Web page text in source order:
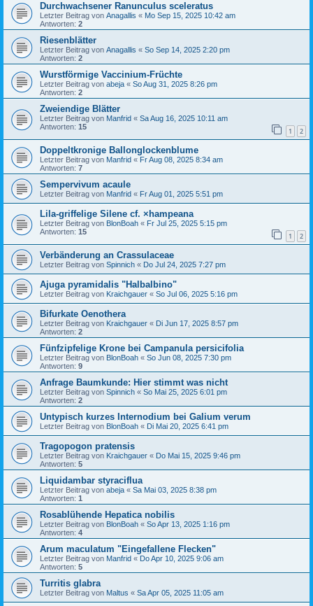
Durchwachsener Ranunculus sceleratus
Letzter Beitrag von Anagallis « Mo Sep 15, 2025 10:42 am
Antworten: 2
Riesenblätter
Letzter Beitrag von Anagallis « So Sep 14, 2025 2:20 pm
Antworten: 2
Wurstförmige Vaccinium-Früchte
Letzter Beitrag von abeja « So Aug 31, 2025 8:26 pm
Antworten: 2
Zweiendige Blätter
Letzter Beitrag von Manfrid « Sa Aug 16, 2025 10:11 am
Antworten: 15 1 2
Doppeltkronige Ballonglockenblume
Letzter Beitrag von Manfrid « Fr Aug 08, 2025 8:34 am
Antworten: 7
Sempervivum acaule
Letzter Beitrag von Manfrid « Fr Aug 01, 2025 5:51 pm
Lila-griffelige Silene cf. ×hampeana
Letzter Beitrag von BlonBoah « Fr Jul 25, 2025 5:15 pm
Antworten: 15 1 2
Verbänderung an Crassulaceae
Letzter Beitrag von Spinnich « Do Jul 24, 2025 7:27 pm
Ajuga pyramidalis "Halbalbino"
Letzter Beitrag von Kraichgauer « So Jul 06, 2025 5:16 pm
Bifurkate Oenothera
Letzter Beitrag von Kraichgauer « Di Jun 17, 2025 8:57 pm
Antworten: 2
Fünfzipfelige Krone bei Campanula persicifolia
Letzter Beitrag von BlonBoah « So Jun 08, 2025 7:30 pm
Antworten: 9
Anfrage Baumkunde: Hier stimmt was nicht
Letzter Beitrag von Spinnich « So Mai 25, 2025 6:01 pm
Antworten: 2
Untypisch kurzes Internodium bei Galium verum
Letzter Beitrag von BlonBoah « Di Mai 20, 2025 6:41 pm
Tragopogon pratensis
Letzter Beitrag von Kraichgauer « Do Mai 15, 2025 9:46 pm
Antworten: 5
Liquidambar styraciflua
Letzter Beitrag von abeja « Sa Mai 03, 2025 8:38 pm
Antworten: 1
Rosablühende Hepatica nobilis
Letzter Beitrag von BlonBoah « So Apr 13, 2025 1:16 pm
Antworten: 4
Arum maculatum "Eingefallene Flecken"
Letzter Beitrag von Manfrid « Do Apr 10, 2025 9:06 am
Antworten: 5
Turritis glabra
Letzter Beitrag von Maltus « Sa Apr 05, 2025 11:05 am